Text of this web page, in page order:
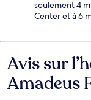
seulement 4
Center et à 6
Avis
Avis sur
Amadeus